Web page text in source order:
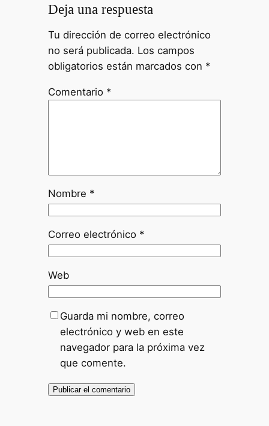
Deja una respuesta
Tu dirección de correo electrónico
no será publicada. Los campos
obligatorios están marcados con *
Comentario *
Nombre *
Correo electrónico *
Web
Guarda mi nombre, correo
electrónico y web en este
navegador para la próxima vez
que comente.